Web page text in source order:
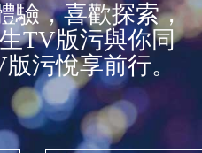
，喜歡探索，
TV版污與你同
污悅享前行。